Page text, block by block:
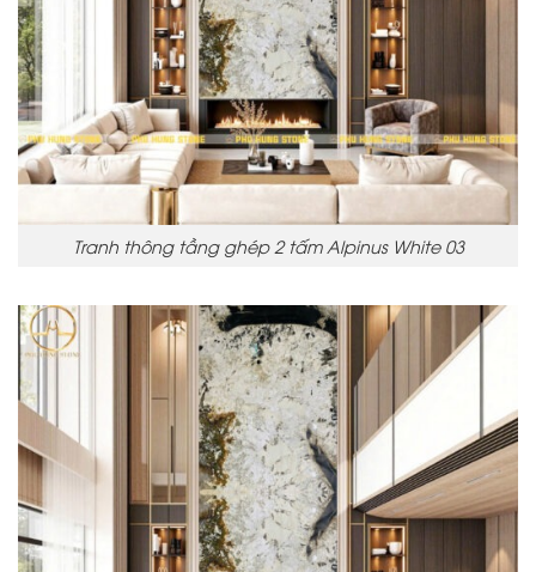
Tranh thông tầng ghép 2 tấm Alpinus White 03